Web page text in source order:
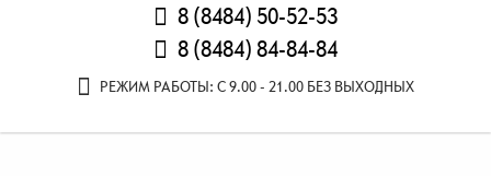
8 (8484) 50-52-53
8 (8484) 84-84-84
РЕЖИМ РАБОТЫ: С 9.00 - 21.00 БЕЗ ВЫХОДНЫХ